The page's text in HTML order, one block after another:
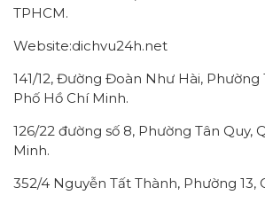
TPHCM.
Website:dichvu24h.net
141/12, Đường Đoàn Như Hài, Phường
Phố Hồ Chí Minh.
126/22 đường số 8, Phường Tân Quy,
Minh.
352/4 Nguyễn Tất Thành, Phường 13,